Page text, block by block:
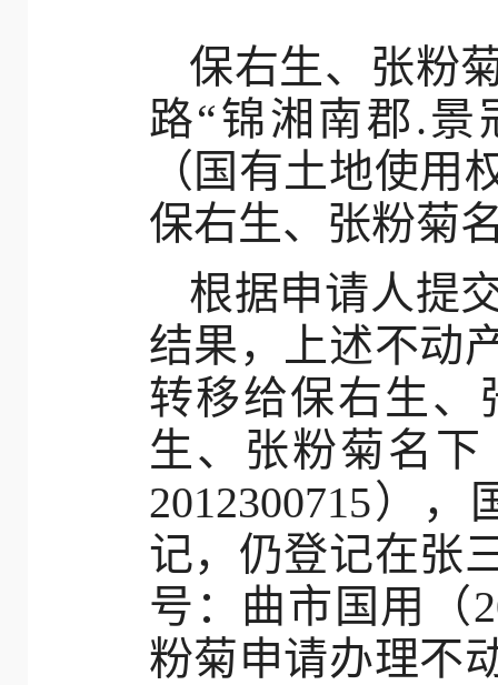
保右生、张粉
路“锦湘南郡.景
（国有土地使
保右生、张粉菊
根据申请人提
结果，上述不动
转移给保右生、
生、张粉菊名下
2012300715）
记，仍登记在张
号：曲市国用（
粉菊申请办理不